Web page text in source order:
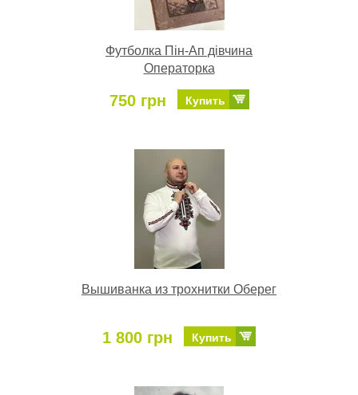
Футболка Пін-Ап дівчина
Операторка
750 грн Купить
Вышиванка из трохнитки Оберег
1 800 грн Купить